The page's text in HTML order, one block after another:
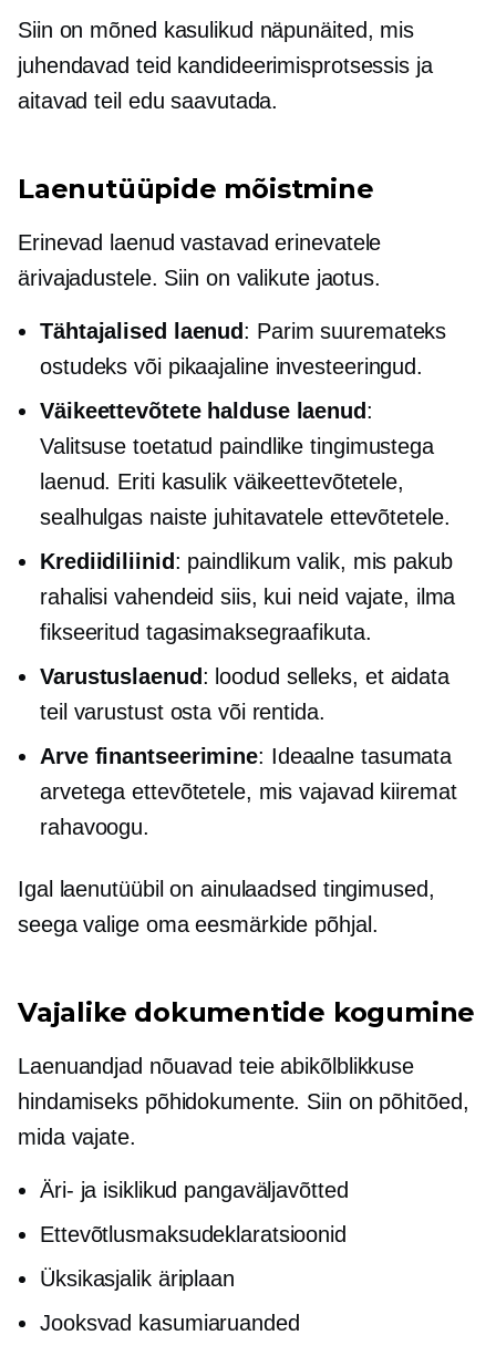
Siin on mõned kasulikud näpunäited, mis
juhendavad teid kandideerimisprotsessis ja
aitavad teil edu saavutada.
Laenutüüpide mõistmine
Erinevad laenud vastavad erinevatele
ärivajadustele. Siin on valikute jaotus.
Tähtajalised laenud: Parim suuremateks
ostudeks või pikaajalineinvesteeringud.
Väikeettevõtete halduse laenud:
Valitsuse toetatud paindlike tingimustega
laenud. Eriti kasulik väikeettevõtetele,
sealhulgas naiste juhitavatele ettevõtetele.
Krediidiliinid: paindlikum valik, mis pakub
rahalisi vahendeid siis, kui neid vajate, ilma
fikseeritud tagasimaksegraafikuta.
Varustuslaenud: loodud selleks, et aidata
teil varustust osta või rentida.
Arve finantseerimine: Ideaalne tasumata
arvetega ettevõtetele, mis vajavad kiiremat
rahavoogu.
Igal laenutüübil on ainulaadsed tingimused,
seega valige oma eesmärkide põhjal.
Vajalike dokumentide kogumine
Laenuandjad nõuavad teie abikõlblikkuse
hindamiseks põhidokumente. Siin on põhitõed,
mida vajate.
Äri- ja isiklikud pangaväljavõtted
Ettevõtlusmaksudeklaratsioonid
Üksikasjalik äriplaan
Jooksvad kasumiaruanded